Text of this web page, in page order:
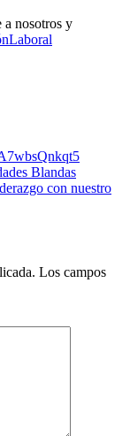
a nosotros y
Blandas
con nuestro
Los campos